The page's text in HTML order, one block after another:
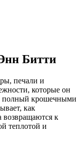
Битти
печали и
которые он
полный крошечными
как
возвращаются к
теплотой и